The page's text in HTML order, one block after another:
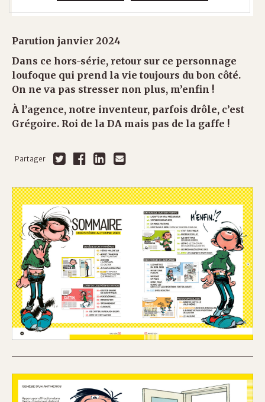
Parution janvier 2024
Dans ce hors-série, retour sur ce personnage
loufoque qui prend la vie toujours du bon côté.
On ne va pas stresser non plus, m’enfin !
À l’agence, notre inventeur, parfois drôle, c’est
Grégoire. Roi de la DA mais pas de la gaffe !
Partager